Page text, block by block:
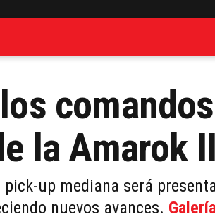
la Amarok II
up mediana será
nuevos avances.